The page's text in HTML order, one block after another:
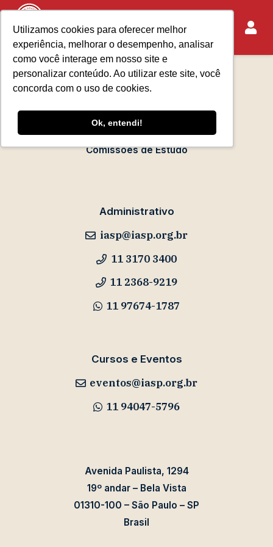
Utilizamos cookies para oferecer melhor
experiência, melhorar o desempenho, analisar
como você interage em nosso site e
personalizar conteúdo. Ao utilizar este site, você
concorda com o uso de cookies.
Ok, entendi!
Sobre o IASP
Requisitos de Associação
Escola Paulista de Advocacia
Acontece no IASP
Eventos
Comissões de Estudo
Administrativo
iasp@iasp.org.br
11 3170 3400
11 2368-9219
11 97674-1787
Cursos e Eventos
eventos@iasp.org.br
11 94047-5796
Avenida Paulista, 1294
19º andar – Bela Vista
01310-100 – São Paulo – SP
Brasil